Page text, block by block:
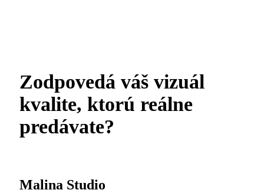
Zodpovedá váš vizuál
kvalite, ktorú reálne
predávate?
Malina Studio